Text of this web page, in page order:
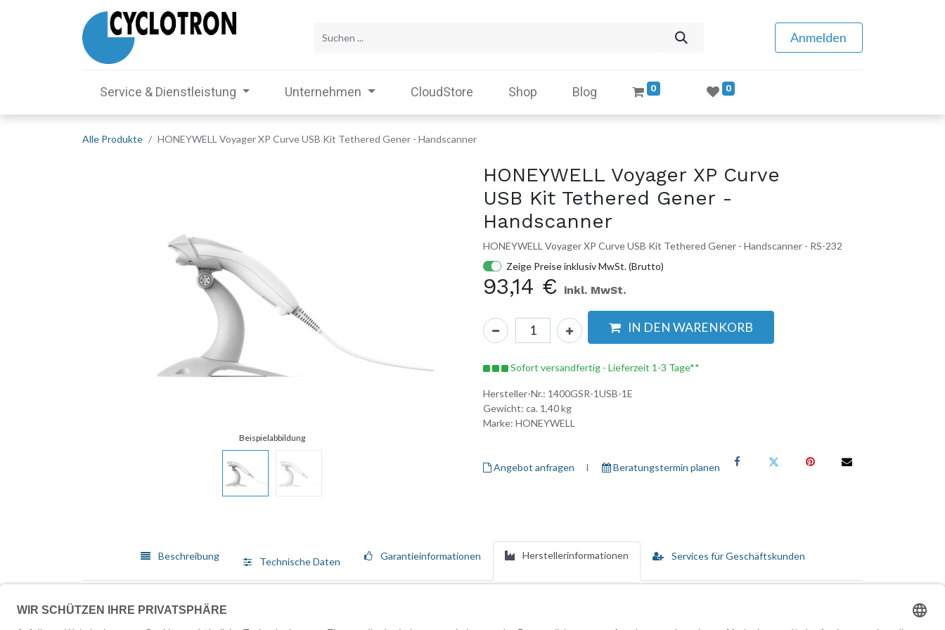
Anmelden
Service & Dienstleistung Unternehmen CloudStore Shop Blog 0 0
Alle Produkte HONEYWELL Voyager XP Curve USB Kit Tethered Gener - Handscanner
HONEYWELL Voyager XP Curve
USB Kit Tethered Gener -
Handscanner
HONEYWELL Voyager XP Curve USB Kit Tethered Gener - Handscanner - RS-232
Zeige Preise inklusiv MwSt. (Brutto)
93,14 € inkl. MwSt.
IN DEN WARENKORB
Sofort versandfertig - Lieferzeit 1-3 Tage**
Hersteller-Nr.: 1400GSR-1USB-1E
Gewicht: ca. 1,40kg
Marke: HONEYWELL
Angebot anfragen I ​ Beratungstermin planen
Beschreibung Technische Daten Garantieinformationen Herstellerinformationen Services für Geschäftskunden